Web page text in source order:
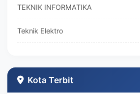
TEKNIK INFORMATIKA
Teknik Elektro
Teknik Industri
Kota Terbit